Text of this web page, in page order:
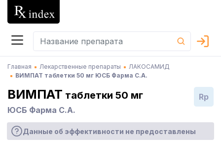
Главная Лекарственные препараты
ЛАКОСАМИД
ВИМПАТ таблетки 50 мг ЮСБ Фарма С.А.
ВИМПАТ таблетки 50 мг
ЮСБ Фарма С.А.
Rp
Данные об эффективности не предоставлены